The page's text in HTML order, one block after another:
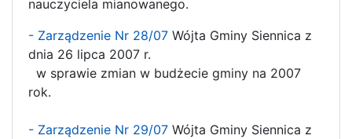
nauczyciela mianowanego.
- Zarządzenie Nr 28/07 Wójta Gminy Siennica z
dnia 26 lipca 2007 r.
w sprawie zmian w budżecie gminy na 2007
rok.
- Zarządzenie Nr 29/07 Wójta Gminy Siennica z